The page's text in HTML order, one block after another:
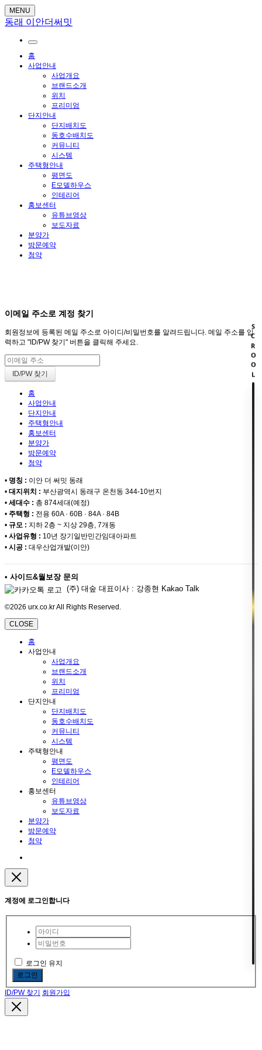
MENU
동래 이안더써밋
홈
사업안내
사업개요
브랜드소개
위치
프리미엄
단지안내
단지배치도
동호수배치도
커뮤니티
시스템
주택형안내
평면도
E모델하우스
인테리어
홍보센터
유튜브영상
보도자료
분양가
방문예약
청약
이메일 주소로 계정 찾기
회원정보에 등록된 메일 주소로 아이디/비밀번호를 알려드립니다. 메일 주소를 입
력하고 "ID/PW 찾기" 버튼을 클릭해 주세요.
홈
사업안내
단지안내
주택형안내
홍보센터
분양가
방문예약
청약
• 명칭 : 이안 더 써밋 동래
• 대지위치 : 부산광역시 동래구 온천동 344-10번지
• 세대수 : 총 874세대(예정)
• 주택형 : 전용 60A · 60B · 84A · 84B
• 규모 : 지하 2층 ~ 지상 29층, 7개동
• 사업유형 : 10년 장기일반민간임대아파트
• 시공 : 대우산업개발(이안)
• 사이드&월보장 문의
(주) 대숲 대표이사 : 강종현 Kakao Talk
©2026 urx.co.kr All Rights Reserved.
CLOSE
홈
사업안내
사업개요
브랜드소개
위치
프리미엄
단지안내
단지배치도
동호수배치도
커뮤니티
시스템
주택형안내
평면도
E모델하우스
인테리어
홍보센터
유튜브영상
보도자료
분양가
방문예약
청약
계정에 로그인합니다
로그인 유지
로그인
ID/PW 찾기 회원가입
SCROOL